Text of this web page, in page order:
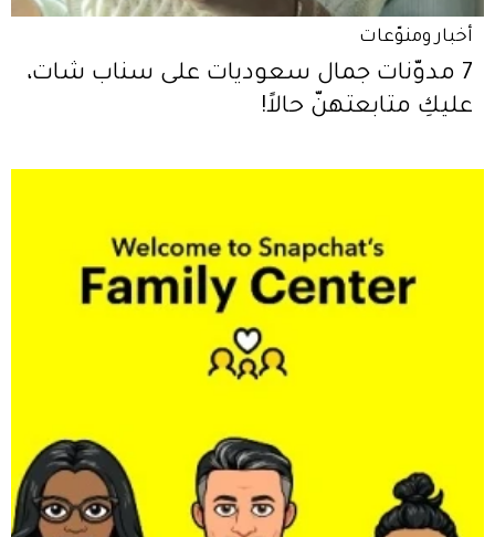
أخبار ومنوّعات
7 مدوّنات جمال سعوديات على سناب شات،
عليكِ متابعتهنّ حالاً!